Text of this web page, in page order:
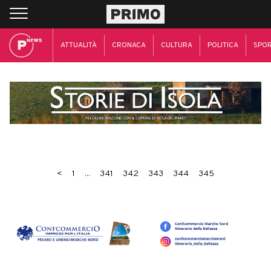
ATTUALITÀ CRONACA CULTURA POLITICA
< 1 ... 341 342 343 344 345